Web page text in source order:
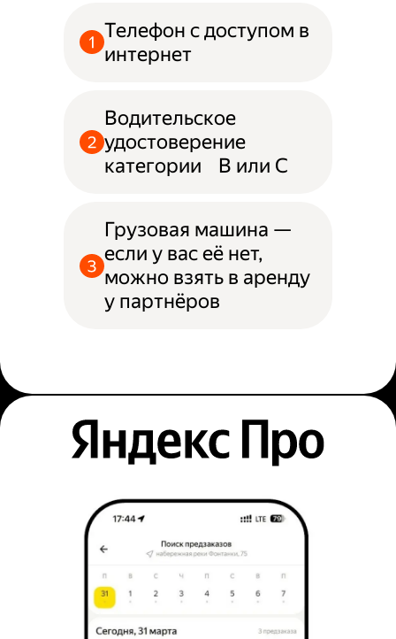
Телефон с доступом в
интернет
Водительское
удостоверение
категории B или С
Грузовая машина —
если у вас её нет,
можно взять в аренду
у партнёров